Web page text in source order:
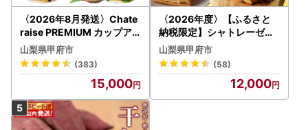
〈2026年8月発送〉Chate
raise PREMIUM カップア
イス 詰合せ 4種 24個 アイ
ス
山梨県甲府市
(383)
15,000
〈2026年度〉【ふるさと
納税限定】シャトレーゼ人
気お菓子勢ぞろい!! お菓子
福箱 シャトレーゼ
山梨県甲府市
(58)
12,000